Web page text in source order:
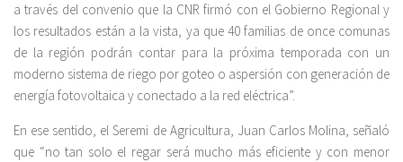
a través del convenio que la CNR firmó con el Gobierno Regional y
los resultados están a la vista, ya que 40 familias de once comunas
de la región podrán contar para la próxima temporada con un
moderno sistema de riego por goteo o aspersión con generación de
energía fotovoltaica y conectado a la red eléctrica”.
En ese sentido, el Seremi de Agricultura, Juan Carlos Molina, señaló
que “no tan solo el regar será mucho más eficiente y con menor